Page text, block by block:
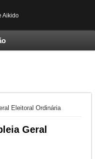
Aikido
Eleitoral Ordinária
Geral